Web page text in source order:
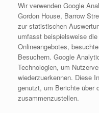
Wir verwenden Google
Gordon House, Barrow
zur statistischen
umfasst beispielsweise
Onlineangebotes,
Besuchern. Google
Technologien, um
wiederzuerkennen. Diese
genutzt, um Berichte über
zusammenzustellen.